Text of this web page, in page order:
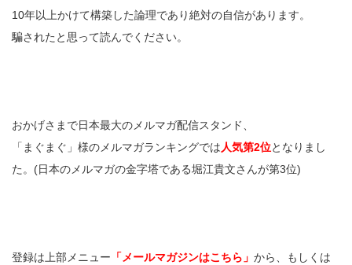
10年以上かけて構築した論理であり絶対の自信があります。
騙されたと思って読んでください。
おかげさまで日本最大のメルマガ配信スタンド、
「まぐまぐ」様のメルマガランキングでは 人気第2位となりまし
た。(日本のメルマガの金字塔である堀江貴文さんが第3位)
登録は上部メニュー 「メールマガジンはこちら」 から、もしくは